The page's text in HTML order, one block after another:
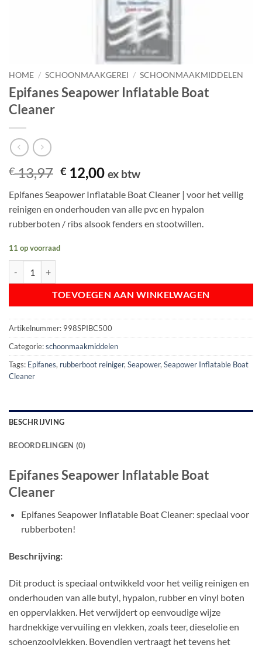
HOME / SCHOONMAAKGEREI / SCHOONMAAKMIDDELEN
Epifanes Seapower Inflatable Boat
Cleaner
€13,97 Oorspronkelijke
prijs
was:
€ 13,97.
€ 12,00Huidige
is:
€ 12,00.
ex btw
Epifanes Seapower Inflatable Boat Cleaner | voor het veilig
reinigen en onderhouden van alle pvc en hypalon
rubberboten / ribs alsook fenders en stootwillen.
11 op voorraad
TOEVOEGEN AAN WINKELWAGEN
Artikelnummer: 998SPIBC500
Categorie:schoonmaakmiddelen
Tags: Epifanes, rubberboot reiniger, Seapower, Seapower Inflatable Boat
Cleaner
BESCHRIJVING
BEOORDELINGEN (0)
Epifanes Seapower Inflatable Boat
Cleaner
Epifanes Seapower Inflatable Boat Cleaner: speciaal voor
rubberboten!
Beschrijving:
Dit product is speciaal ontwikkeld voor het veilig reinigen en
onderhouden van alle butyl, hypalon, rubber en vinyl boten
en oppervlakken. Het verwijdert op eenvoudige wijze
hardnekkige vervuiling en vlekken, zoals teer, dieselolie en
schoenzoolvlekken. Bovendien vertraagt het tevens het